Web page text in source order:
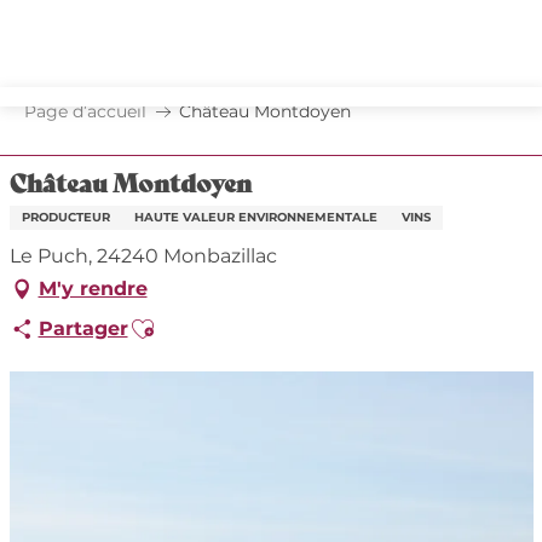
principal
Page d’accueil Château Montdoyen
Château Montdoyen
PRODUCTEUR HAUTE VALEUR ENVIRONNEMENTALE VINS
Le Puch, 24240 Monbazillac
M'y rendre
PartagerAjouter aux favoris